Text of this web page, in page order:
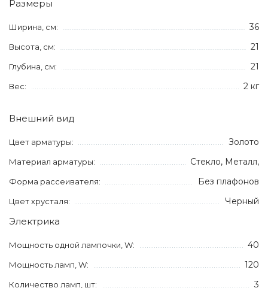
Размеры
Ширина, см: 36
Высота, см: 21
Глубина, см: 21
Вес: 2 кг
Внешний вид
Цвет арматуры: Золото
Материал арматуры: Стекло, Металл,
Форма рассеивателя: Без плафонов
Цвет хрусталя: Черный
Электрика
Мощность одной лампочки, W: 40
Мощность ламп, W: 120
Количество ламп, шт: 3